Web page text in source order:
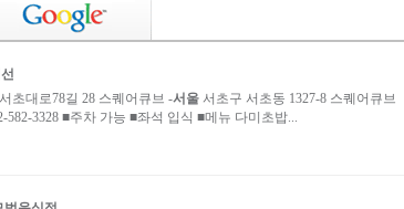
초대로78길 28 스퀘어큐브 -서울 서초구 서초동 1327-8 스퀘어큐브
582-3328 ■주차 가능 ■좌석 입식 ■메뉴 다미초밥...